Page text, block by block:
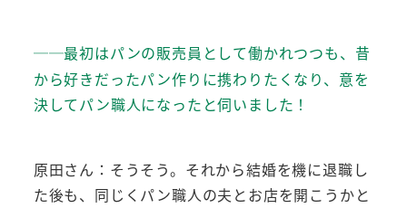
──最初はパンの販売員として働かれつつも、昔
から好きだったパン作りに携わりたくなり、意を
決してパン職人になったと伺いました！
原田さん：そうそう。それから結婚を機に退職し
た後も、同じくパン職人の夫とお店を開こうかと